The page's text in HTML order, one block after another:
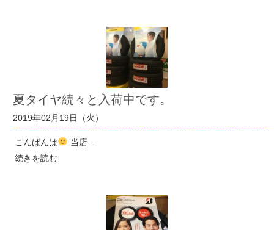
夏タイヤ続々と入荷中です。
2019年02月19日（火）
こんばんは
当店...
続きを読む